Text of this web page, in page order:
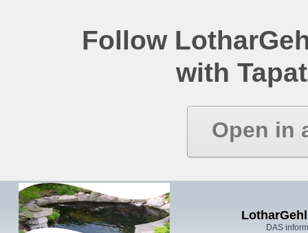
Follow
with
Open in
DAS